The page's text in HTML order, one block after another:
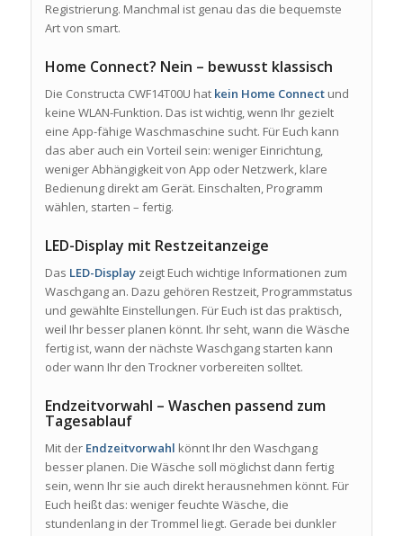
Registrierung. Manchmal ist genau das die bequemste
Art von smart.
Home Connect? Nein – bewusst klassisch
Die Constructa CWF14T00U hat kein Home Connectund
keine WLAN-Funktion. Das ist wichtig, wenn Ihr gezielt
eine App-fähige Waschmaschine sucht. Für Euch kann
das aber auch ein Vorteil sein: weniger Einrichtung,
weniger Abhängigkeit von App oder Netzwerk, klare
Bedienung direkt am Gerät. Einschalten, Programm
wählen, starten – fertig.
LED-Display mit Restzeitanzeige
Das LED-Displayzeigt Euch wichtige Informationen zum
Waschgang an. Dazu gehören Restzeit, Programmstatus
und gewählte Einstellungen. Für Euch ist das praktisch,
weil Ihr besser planen könnt. Ihr seht, wann die Wäsche
fertig ist, wann der nächste Waschgang starten kann
oder wann Ihr den Trockner vorbereiten solltet.
Endzeitvorwahl – Waschen passend zum
Tagesablauf
Mit der Endzeitvorwahl könnt Ihr den Waschgang
besser planen. Die Wäsche soll möglichst dann fertig
sein, wenn Ihr sie auch direkt herausnehmen könnt. Für
Euch heißt das: weniger feuchte Wäsche, die
stundenlang in der Trommel liegt. Gerade bei dunkler